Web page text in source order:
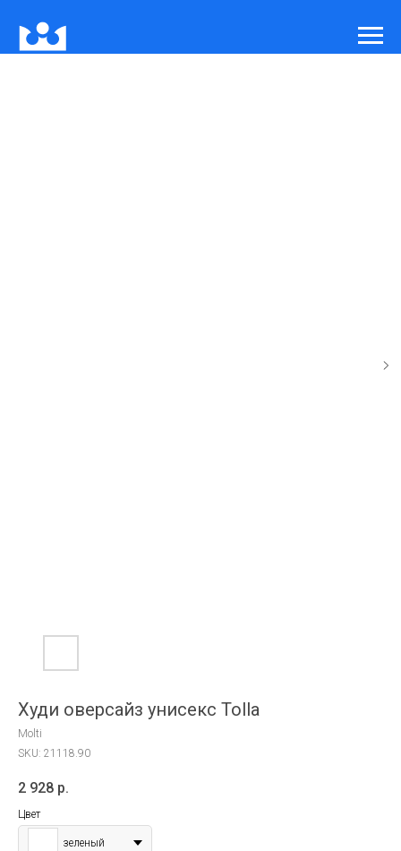
Худи оверсайз унисекс Tolla
Molti
SKU: 21118.90
2 928 р.
Цвет
зеленый